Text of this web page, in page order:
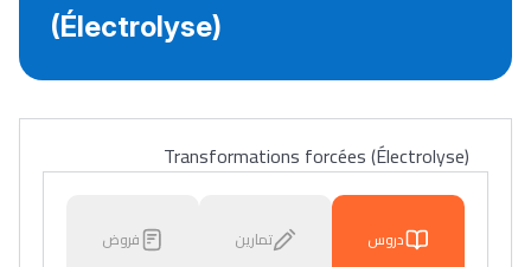
(Électrolyse)
Transformations forcées (Électrolyse)
دروس تمارين فروض